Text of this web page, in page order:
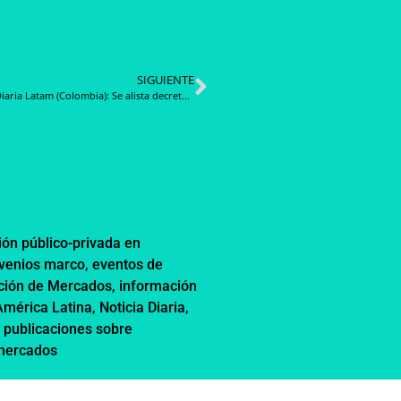
SIGUIENTE
Noticia Diaria Latam (Colombia): Se alista decreto para incentivar la participación de personas con discapacidad en la contratación pública
público-privada en
marco, eventos de
de Mercados, información
Latina, Noticia Diaria,
publicaciones sobre